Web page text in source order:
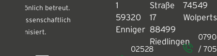
Persönlich betreut.
Genossenschaftlich
organisiert.
1
59320
Enniger
02528
Straße
17
88499
Riedlingen
74549
/